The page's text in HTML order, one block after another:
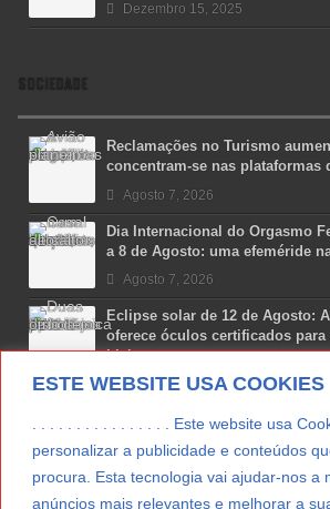
ESTE WEBSITE USA COOKIES
. . . . . . . . . . . . . . . . Este website usa
personalizar a publicidade e conteúdos
procura. Esta tecnologia vai ajudar-nos a
anúncios mais relevantes e melhorar a
Dezembro 15, 2025
SOCIEDADE
Reclamações no Turismo
concentram-se nas plataformas
Agosto 7, 2026
Dia Internacional do Orgasmo
a 8 de Agosto: uma efeméride
Agosto 7, 2026
Eclipse solar de 12 de Agosto:
oferece óculos certificados para
Lisboa
Agosto 7, 2026
Lua Afonso vence prémio
Agosto 7, 2026
Preparar o carro para as férias